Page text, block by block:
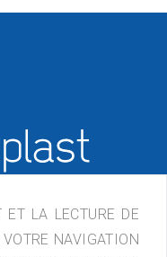
ET LA LECTURE DE
NAVIGATION